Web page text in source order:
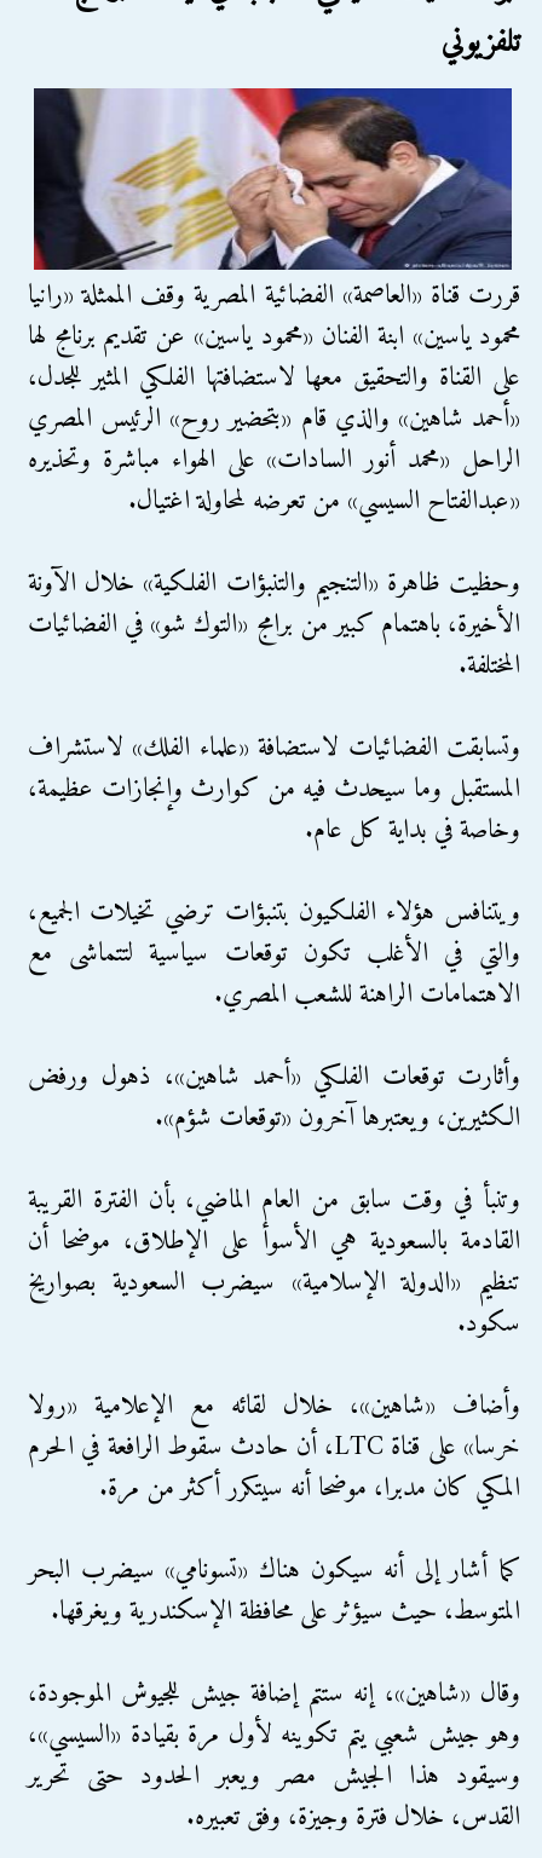
تلفزيوني
قررت قناة «العاصمة» الفضائية المصرية وقف الممثلة «رانيا
محمود ياسين» ابنة الفنان «محمود ياسين» عن تقديم برنامج لها
على القناة والتحقيق معها لاستضافتها الفلكي المثير للجدل،
«أحمد شاهين» والذي قام «بتحضير روح» الرئيس المصري
الراحل «محمد أنور السادات» على الهواء مباشرة وتحذيره
«عبدالفتاح السيسي» من تعرضه لمحاولة اغتيال.
وحظيت ظاهرة «التنجيم والتنبؤات الفلكية» خلال الآونة
الأخيرة، باهتمام كبير من برامج «التوك شو» في الفضائيات
المختلفة.
وتسابقت الفضائيات لاستضافة «علماء الفلك» لاستشراف
المستقبل وما سيحدث فيه من كوارث وإنجازات عظيمة،
وخاصة في بداية كل عام.
ويتنافس هؤلاء الفلكيون بتنبؤات ترضي تخيلات الجميع،
والتي في الأغلب تكون توقعات سياسية لتتماشى مع
الاهتمامات الراهنة للشعب المصري.
وأثارت توقعات الفلكي «أحمد شاهين»، ذهول ورفض
الكثيرين، ويعتبرها آخرون «توقعات شؤم».
وتنبأ في وقت سابق من العام الماضي، بأن الفترة القريبة
القادمة بالسعودية هي الأسوأ على الإطلاق، موضحا أن
تنظيم «الدولة الإسلامية» سيضرب السعودية بصواريخ
سكود.
وأضاف «شاهين»، خلال لقائه مع الإعلامية «رولا
خرسا» على قناة LTC، أن حادث سقوط الرافعة في الحرم
المكي كان مدبرا، موضحا أنه سيتكرر أكثر من مرة.
كما أشار إلى أنه سيكون هناك «تسونامي» سيضرب البحر
المتوسط، حيث سيؤثر على محافظة الإسكندرية ويغرقها.
وقال «شاهين»، إنه ستتم إضافة جيش للجيوش الموجودة،
وهو جيش شعبي يتم تكوينه لأول مرة بقيادة «السيسي»،
وسيقود هذا الجيش مصر ويعبر الحدود حتى تحرير
القدس، خلال فترة وجيزة، وفق تعبيره.